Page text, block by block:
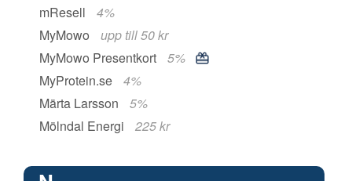
mResell
4%
MyMowo
upp till 50 kr
MyMowo Presentkort
5%
MyProtein.se
4%
Märta Larsson
5%
Mölndal Energi
225 kr